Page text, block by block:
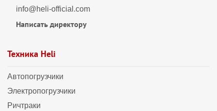
info@heli-official.com
Написать директору
Техника Heli
Автопогрузчики
Электропогрузчики
Ричтраки